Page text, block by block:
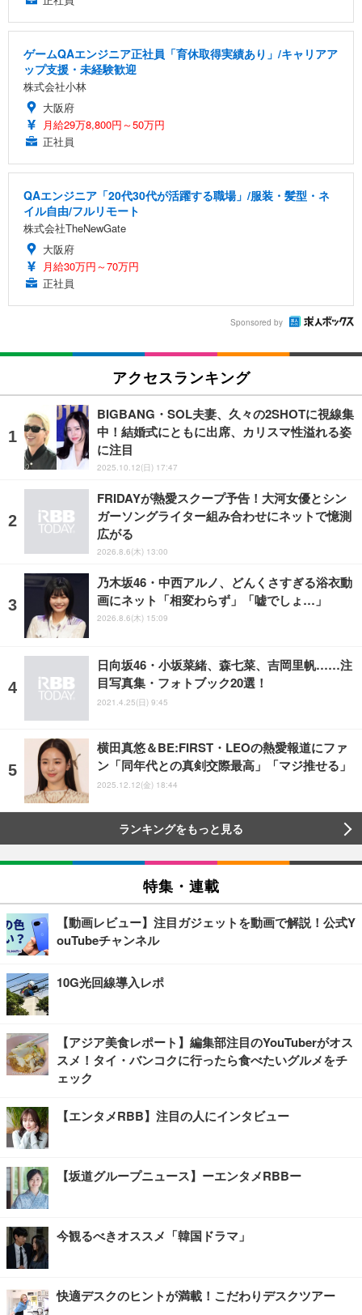
ゲームQAエンジニア正社員「育休取得実績あり」/キャリアア
ップ支援・未経験歓迎
株式会社小林
大阪府
月給29万8,800円～50万円
正社員
QAエンジニア「20代30代が活躍する職場」/服装・髪型・ネ
イル自由/フルリモート
株式会社TheNewGate
大阪府
月給30万円～70万円
正社員
Sponsored by
アクセスランキング
BIGBANG・SOL夫妻、久々の2SHOTに視線集
中！結婚式にともに出席、カリスマ性溢れる姿
に注目
2025.10.12(日) 17:47
FRIDAYが熱愛スクープ予告！大河女優とシン
ガーソングライター組み合わせにネットで憶測
広がる
2026.8.6(木) 13:00
乃木坂46・中西アルノ、どんくさすぎる浴衣動
画にネット「相変わらず」「嘘でしょ…」
2026.8.6(木) 15:09
日向坂46・小坂菜緒、森七菜、吉岡里帆……注
目写真集・フォトブック20選！
2021.4.25(日) 9:45
横田真悠＆BE:FIRST・LEOの熱愛報道にファ
ン「同年代との真剣交際最高」「マジ推せる」
2025.12.12(金) 18:44
ランキングをもっと見る
特集・連載
【動画レビュー】注目ガジェットを動画で解説！公式Y
ouTubeチャンネル
10G光回線導入レポ
【アジア美食レポート】編集部注目のYouTuberがオス
スメ！タイ・バンコクに行ったら食べたいグルメをチ
ェック
【エンタメRBB】注目の人にインタビュー
【坂道グループニュース】ーエンタメRBBー
今観るべきオススメ「韓国ドラマ」
快適デスクのヒントが満載！こだわりデスクツアー